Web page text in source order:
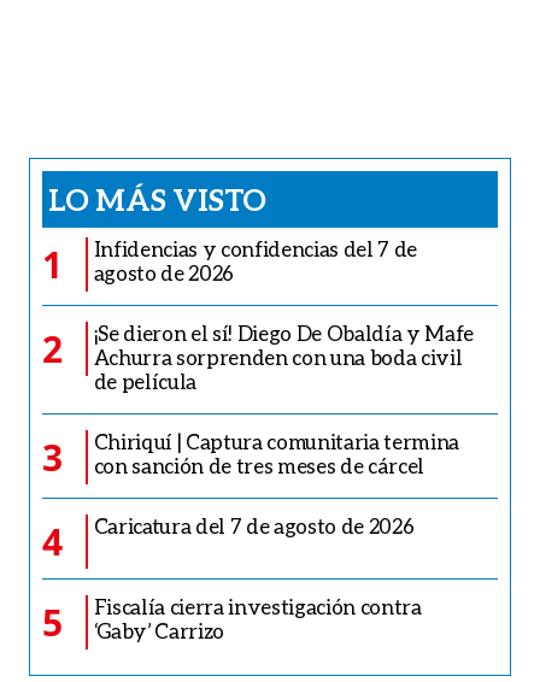
LO MÁS VISTO
1
Infidencias y confidencias del 7 de
agosto de 2026
2
¡Se dieron el sí! Diego De Obaldía y Mafe
Achurra sorprenden con una boda civil
de película
3
Chiriquí | Captura comunitaria termina
con sanción de tres meses de cárcel
4 Caricatura del 7 de agosto de 2026
5
Fiscalía cierra investigación contra
‘Gaby’ Carrizo